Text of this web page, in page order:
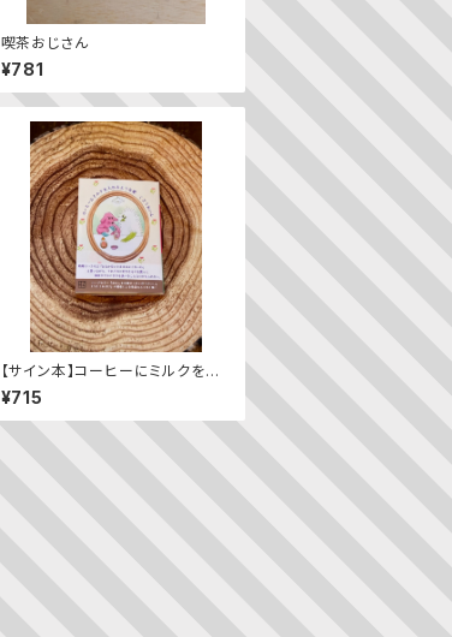
喫茶おじさん
¥781
【サイン本】コーヒーにミルクを入
れるような愛
¥715